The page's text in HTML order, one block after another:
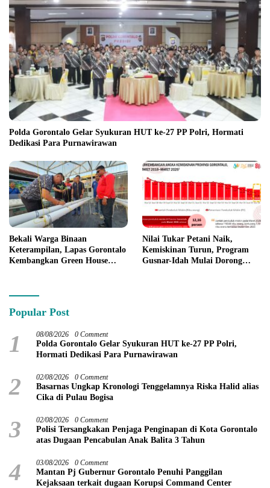
Polda Gorontalo Gelar Syukuran HUT ke-27 PP Polri, Hormati
Dedikasi Para Purnawirawan
Bekali Warga Binaan
Keterampilan, Lapas Gorontalo
Kembangkan Green House
Nilai Tukar Petani Naik,
Kemiskinan Turun, Program
Gusnar-Idah Mulai Dorong
Popular Post
1 08/08/2026 0 Comment
Polda Gorontalo Gelar Syukuran HUT ke-27 PP Polri,
Hormati Dedikasi Para Purnawirawan
2 02/08/2026 0 Comment
Basarnas Ungkap Kronologi Tenggelamnya Riska Halid alias
Cika di Pulau Bogisa
3 02/08/2026 0 Comment
Polisi Tersangkakan Penjaga Penginapan di Kota Gorontalo
atas Dugaan Pencabulan Anak Balita 3 Tahun
4 03/08/2026 0 Comment
Mantan Pj Gubernur Gorontalo Penuhi Panggilan
Kejaksaan terkait dugaan Korupsi Command Center